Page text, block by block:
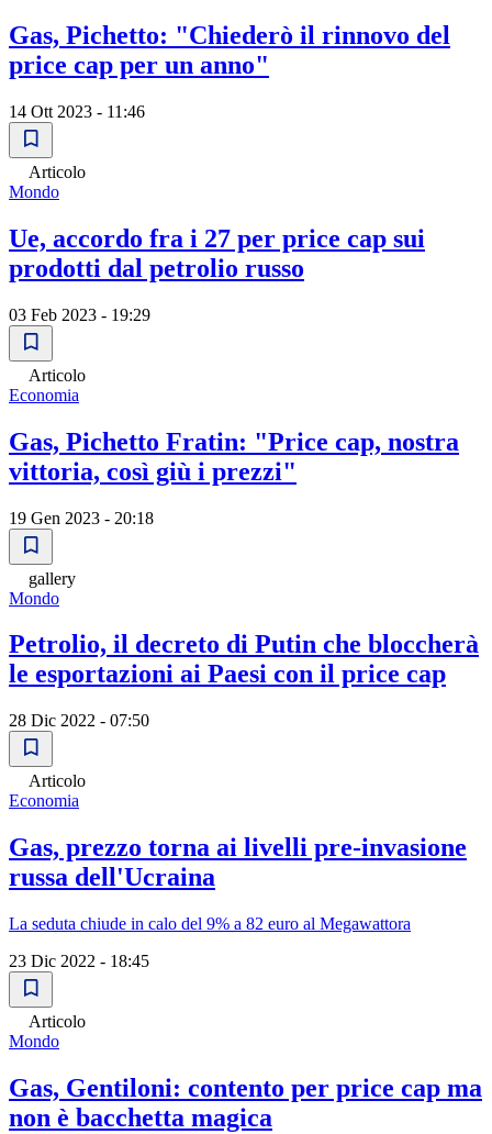
Gas, Pichetto: "Chiederò il rinnovo del
price cap per un anno"
14 Ott 2023 - 11:46
Articolo
Mondo
Ue, accordo fra i 27 per price cap sui
prodotti dal petrolio russo
03 Feb 2023 - 19:29
Articolo
Economia
Gas, Pichetto Fratin: "Price cap, nostra
vittoria, così giù i prezzi"
19 Gen 2023 - 20:18
gallery
Mondo
Petrolio, il decreto di Putin che bloccherà
le esportazioni ai Paesi con il price cap
28 Dic 2022 - 07:50
Articolo
Economia
Gas, prezzo torna ai livelli pre-invasione
russa dell'Ucraina
La seduta chiude in calo del 9% a 82 euro al Megawattora
23 Dic 2022 - 18:45
Articolo
Mondo
Gas, Gentiloni: contento per price cap ma
non è bacchetta magica